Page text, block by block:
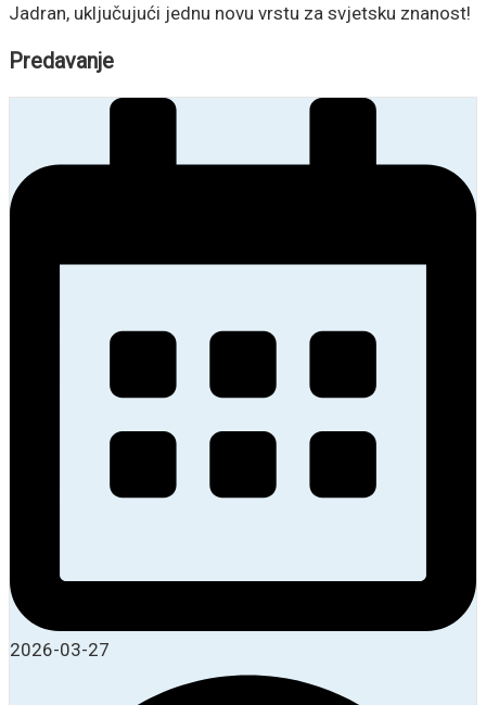
Jadran, uključujući jednu novu vrstu za svjetsku znanost!
Predavanje
2026-03-27